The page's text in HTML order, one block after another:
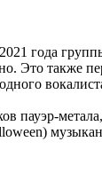
года
Это
пауэр-